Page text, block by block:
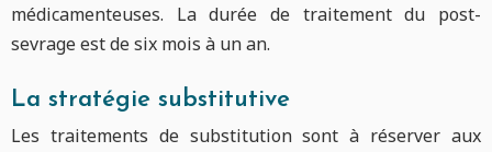
médicamenteuses. La durée de traitement du post-
sevrage est de six mois à un an.
La stratégie substitutive
Les traitements de substitution sont à réserver aux